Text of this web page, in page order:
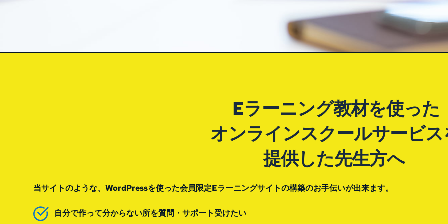
Eラーニング教材を使った
オンラインスクールサービ
提供した先生方へ
当サイトのような、WordPressを使った会員限定Eラーニングサイトの構築のお手伝いが出来ます。
自分で作って分からない所を質問・サポート受けたい